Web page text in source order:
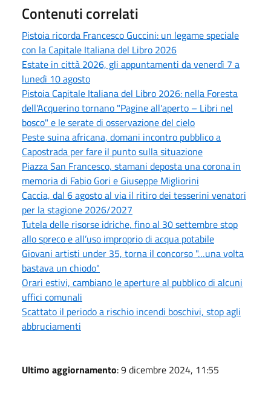
Contenuti correlati
Pistoia ricorda Francesco Guccini: un legame speciale
con la Capitale Italiana del Libro 2026
Estate in città 2026, gli appuntamenti da venerdì 7 a
lunedì 10 agosto
Pistoia Capitale Italiana del Libro 2026: nella Foresta
dell'Acquerino tornano "Pagine all'aperto – Libri nel
bosco" e le serate di osservazione del cielo
Peste suina africana, domani incontro pubblico a
Capostrada per fare il punto sulla situazione
Piazza San Francesco, stamani deposta una corona in
memoria di Fabio Gori e Giuseppe Migliorini
Caccia, dal 6 agosto al via il ritiro dei tesserini venatori
per la stagione 2026/2027
Tutela delle risorse idriche, fino al 30 settembre stop
allo spreco e all’uso improprio di acqua potabile
Giovani artisti under 35, torna il concorso "…una volta
bastava un chiodo"
Orari estivi, cambiano le aperture al pubblico di alcuni
uffici comunali
Scattato il periodo a rischio incendi boschivi, stop agli
abbruciamenti
Ultimo aggiornamento: 9 dicembre 2024, 11:55